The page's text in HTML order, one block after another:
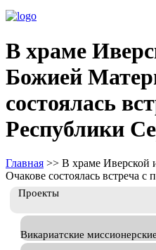
В храме
Божией
состоялась
Республики
Главная >> В храме Иверской
Очакове состоялась встреча
Проекты
Викариатские